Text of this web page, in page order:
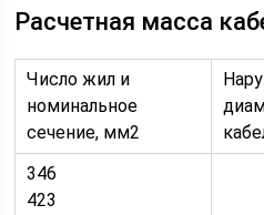
Расчетная масса
Число жил и
номинальное
сечение, мм2
346
423